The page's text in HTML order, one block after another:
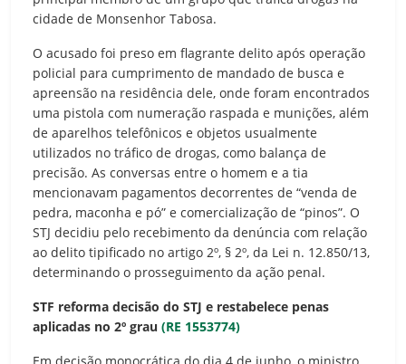
cidade de Monsenhor Tabosa.
O acusado foi preso em flagrante delito após operação
policial para cumprimento de mandado de busca e
apreensão na residência dele, onde foram encontrados
uma pistola com numeração raspada e munições, além
de aparelhos telefônicos e objetos usualmente
utilizados no tráfico de drogas, como balança de
precisão. As conversas entre o homem e a tia
mencionavam pagamentos decorrentes de “venda de
pedra, maconha e pó” e comercialização de “pinos”. O
STJ decidiu pelo recebimento da denúncia com relação
ao delito tipificado no artigo 2º, § 2º, da Lei n. 12.850/13,
determinando o prosseguimento da ação penal.
STF reforma decisão do STJ e restabelece penas
aplicadas no 2º grau (RE 1553774)
Em decisão monocrática do dia 4 de junho, o ministro